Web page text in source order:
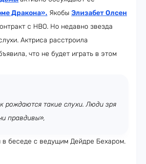
Дракона». Якобы Элизабет Олсен
с HBO. Но недавно звезда
Актриса расстроила
что не будет играть в этом
рождаются такие слухи. Люди зря
правдивы»,
в беседе с ведущим Дейдре Бехаром.